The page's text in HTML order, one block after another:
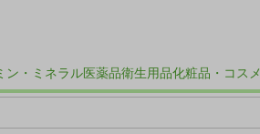
ン・ミネラル医薬品衛生用品化粧品・コスメ